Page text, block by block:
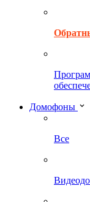
Домофоны
Все